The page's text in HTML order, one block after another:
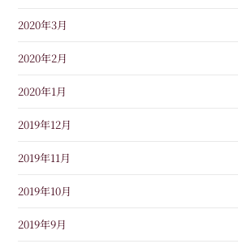
2020年3月
2020年2月
2020年1月
2019年12月
2019年11月
2019年10月
2019年9月